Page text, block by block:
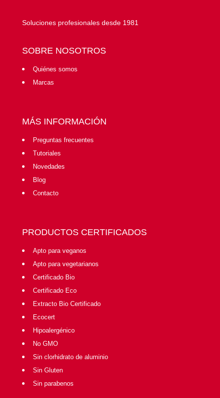
Soluciones profesionales desde 1981
SOBRE NOSOTROS
Quiénes somos
Marcas
MÁS INFORMACIÓN
Preguntas frecuentes
Tutoriales
Novedades
Blog
Contacto
PRODUCTOS CERTIFICADOS
Apto para veganos
Apto para vegetarianos
Certificado Bio
Certificado Eco
Extracto Bio Certificado
Ecocert
Hipoalergénico
No GMO
Sin clorhidrato de aluminio
Sin Gluten
Sin parabenos